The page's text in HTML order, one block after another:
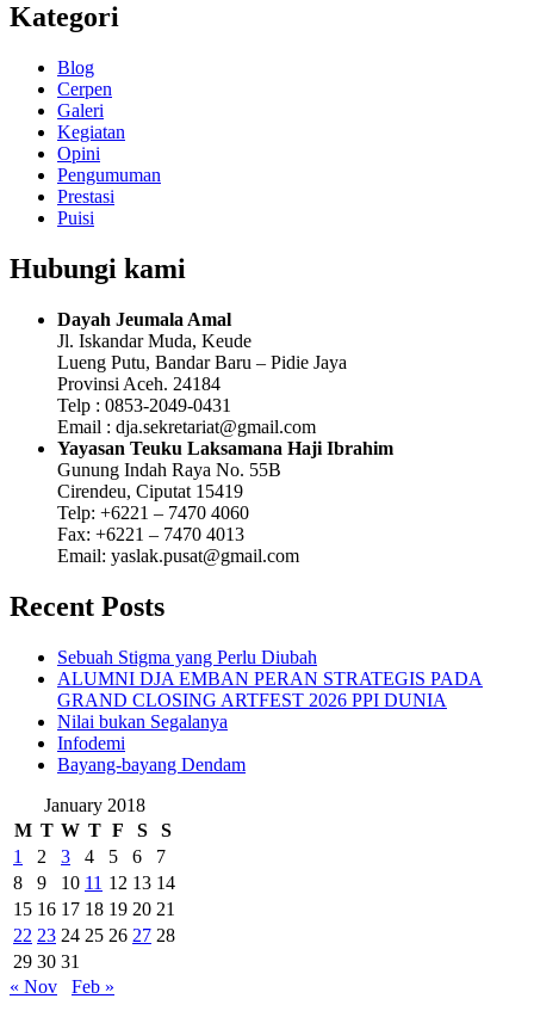
Kategori
Blog
Cerpen
Galeri
Kegiatan
Opini
Pengumuman
Prestasi
Puisi
Hubungi kami
Dayah Jeumala Amal
Jl. Iskandar Muda, Keude
Lueng Putu, Bandar Baru – Pidie Jaya
Provinsi Aceh. 24184
Telp : 0853-2049-0431
Email : dja.sekretariat@gmail.com
Yayasan Teuku Laksamana Haji Ibrahim
Gunung Indah Raya No. 55B
Cirendeu, Ciputat 15419
Telp: +6221 – 7470 4060
Fax: +6221 – 7470 4013
Email: yaslak.pusat@gmail.com
Recent Posts
Sebuah Stigma yang Perlu Diubah
ALUMNI DJA EMBAN PERAN STRATEGIS PADA
GRAND CLOSING ARTFEST 2026 PPI DUNIA
Nilai bukan Segalanya
Infodemi
Bayang-bayang Dendam
January 2018
M T W T F S
S
1
2 3 4 5 6
7
8
9 10 11 12 13 14
15 16 17 18 19 20 21
22 23 24 25 26 27 28
29 30 31
« Nov
Feb »